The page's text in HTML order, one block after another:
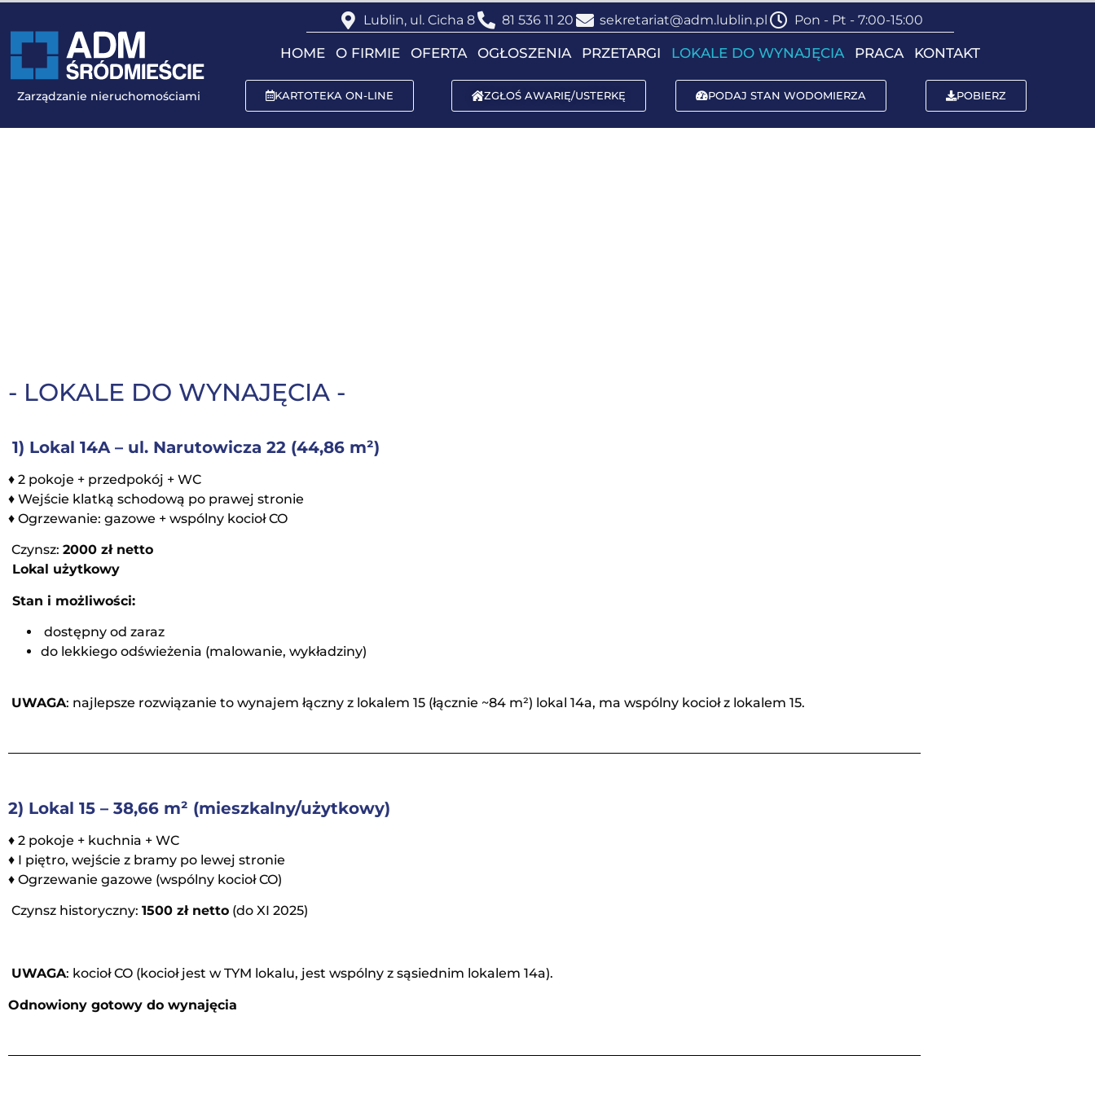
Zarządzanie nieruchomościami
Lublin, ul. Cicha 8 81 536 11 20 sekretariat@adm.lublin.pl Pon - Pt - 7:00-15:00
HOME O FIRMIE OFERTA OGŁOSZENIA PRZETARGI LOKALE DO WYNAJĘCIA PRACA KONTAKT
KARTOTEKA ON-LINE ZGŁOŚ AWARIĘ/USTERKĘ PODAJ STAN WODOMIERZA POBIERZ
- LOKALE DO WYNAJĘCIA -
1) Lokal 14A – ul. Narutowicza 22 (44,86 m²)
♦ 2 pokoje + przedpokój + WC
♦ Wejście klatką schodową po prawej stronie
♦ Ogrzewanie: gazowe + wspólny kocioł CO
Czynsz: 2000 zł netto
Lokal użytkowy
Stan i możliwości:
dostępny od zaraz
do lekkiego odświeżenia (malowanie, wykładziny)
UWAGA: najlepsze rozwiązanie to wynajem łączny z lokalem 15 (łącznie ~84 m²) lokal 14a, ma wspólny kocioł z lokalem 15.
2) Lokal 15 – 38,66 m² (mieszkalny/użytkowy)
♦ 2 pokoje + kuchnia + WC
♦ I piętro, wejście z bramy po lewej stronie
♦ Ogrzewanie gazowe (wspólny kocioł CO)
Czynsz historyczny: 1500 zł netto (do XI 2025)
UWAGA: kocioł CO (kocioł jest w TYM lokalu, jest wspólny z sąsiednim lokalem 14a).
Odnowiony gotowy do wynajęcia